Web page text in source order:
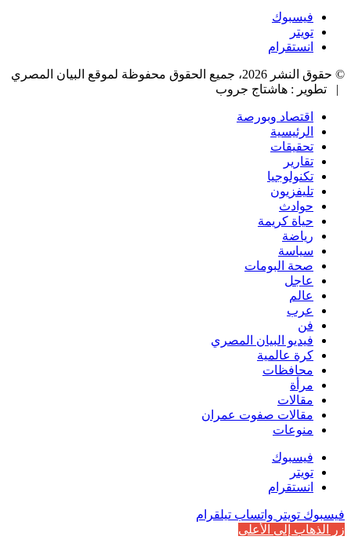
فيسبوك
تويتر
انستقرام
© حقوق النشر 2026، جميع الحقوق محفوظة لموقع البيان المصري
| تطوير : هاشتاج جروب
اقتصاد وبورصة
الرئيسية
تحقيقات
تقارير
تكنولوجيا
تليفزيون
حوادث
حياة كريمة
رياضة
سياسة
صحة البومات
عاجل
عالم
عرب
فن
فيديو البيان المصري
كرة عالمية
محافظات
مرأة
مقالات
مقالات صفوت عمران
منوعات
فيسبوك
تويتر
انستقرام
فيسبوك تويتر واتساب تيلقرام
زر الذهاب إلى الأعلى